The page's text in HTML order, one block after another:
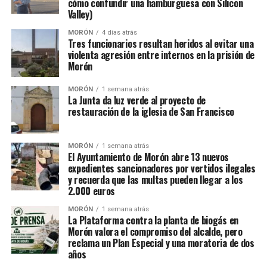
cómo confundir una hamburguesa con Silicon
Valley)
MORÓN 4 días atrás
Tres funcionarios resultan heridos al evitar una
violenta agresión entre internos en la prisión de
Morón
MORÓN 1 semana atrás
La Junta da luz verde al proyecto de
restauración de la iglesia de San Francisco
MORÓN 1 semana atrás
El Ayuntamiento de Morón abre 13 nuevos
expedientes sancionadores por vertidos ilegales
y recuerda que las multas pueden llegar a los
2.000 euros
MORÓN 1 semana atrás
La Plataforma contra la planta de biogás en
Morón valora el compromiso del alcalde, pero
reclama un Plan Especial y una moratoria de dos
años